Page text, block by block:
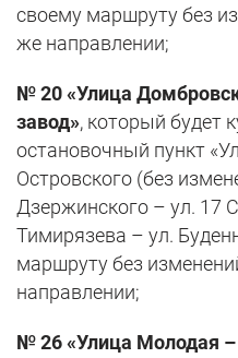
своему маршруту без
же направлении;
№ 20 «Улица
завод», который будет
остановочный пункт
Островского (без
Дзержинского – ул. 17
Тимирязева – ул.
маршруту без
направлении;
№ 26 «Улица Молодая –